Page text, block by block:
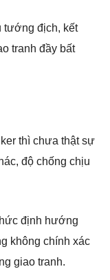
tướng địch, kết
tranh đầy bất
thì chưa thật sự
độ chống chịu
định hướng
không chính xác
giao tranh.